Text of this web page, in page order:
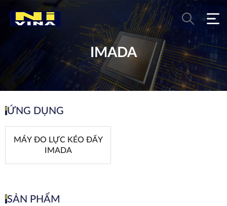
IMADA
ỨNG DỤNG
MÁY ĐO LỰC KÉO ĐẨY
IMADA
SẢN PHẨM